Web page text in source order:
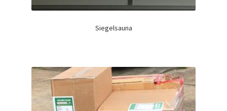
Siegelsauna